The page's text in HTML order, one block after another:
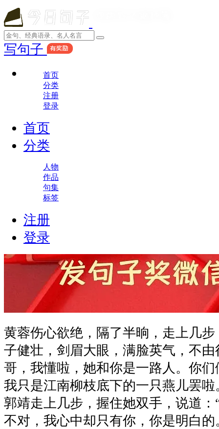
写句子
首页
分类
注册
登录
首页
分类
人物
作品
句集
标签
注册
登录
黄蓉伤心欲绝，隔了半晌，走上几
子健壮，剑眉大眼，满脸英气，不
哥，我懂啦，她和你是一路人。你
我只是江南柳枝底下的一只燕儿罢啦
郭靖走上几步，握住她双手，说道
不对，我心中却只有你，你是明白